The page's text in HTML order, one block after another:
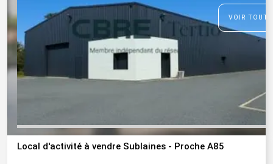
VOIR
Local d'activité à vendre Sublaines - Proche A85